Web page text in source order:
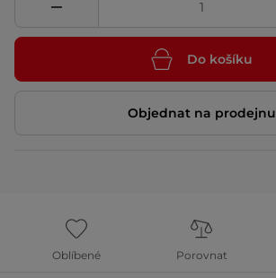
Do košíku
Objednat na prodejnu
Oblíbené Porovnat